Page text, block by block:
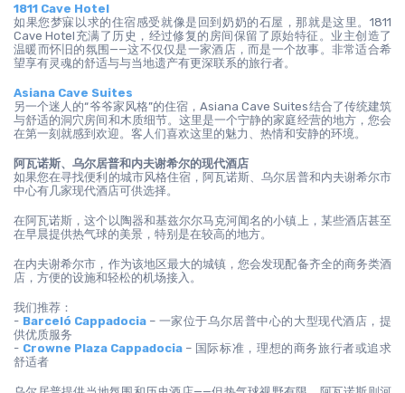
1811 Cave Hotel
如果您梦寐以求的住宿感受就像是回到奶奶的石屋，那就是这里。1811
Cave Hotel充满了历史，经过修复的房间保留了原始特征。业主创造了
温暖而怀旧的氛围——这不仅仅是一家酒店，而是一个故事。非常适合希
望享有灵魂的舒适与与当地遗产有更深联系的旅行者。
Asiana Cave Suites
另一个迷人的“爷爷家风格”的住宿，Asiana Cave Suites结合了传统建筑
与舒适的洞穴房间和木质细节。这里是一个宁静的家庭经营的地方，您会
在第一刻就感到欢迎。客人们喜欢这里的魅力、热情和安静的环境。
阿瓦诺斯、乌尔居普和内夫谢希尔的现代酒店
如果您在寻找便利的城市风格住宿，阿瓦诺斯、乌尔居普和内夫谢希尔市
中心有几家现代酒店可供选择。
在阿瓦诺斯，这个以陶器和基兹尔尔马克河闻名的小镇上，某些酒店甚至
在早晨提供热气球的美景，特别是在较高的地方。
在内夫谢希尔市，作为该地区最大的城镇，您会发现配备齐全的商务类酒
店，方便的设施和轻松的机场接入。
我们推荐：
- Barceló Cappadocia – 一家位于乌尔居普中心的大型现代酒店，提
供优质服务
- Crowne Plaza Cappadocia – 国际标准，理想的商务旅行者或追求
舒适者